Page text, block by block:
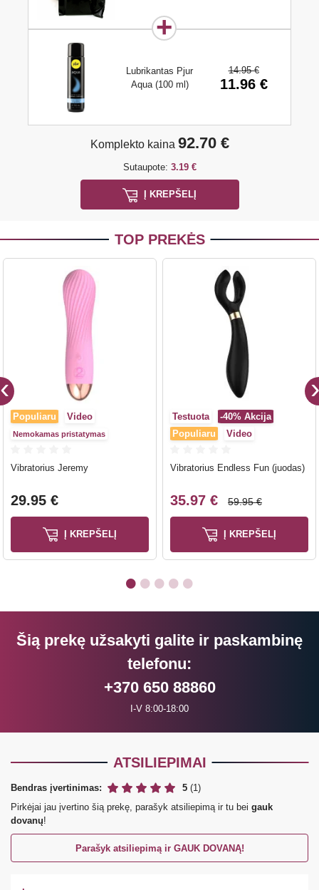
Lubrikantas Pjur
Aqua (100 ml)
14.95 €
11.96 €
Komplekto kaina 92.70 €
Sutaupote: 3.19 €
Į KREPŠELĮ
TOP PREKĖS
Populiaru Video
Nemokamas pristatymas
Vibratorius Jeremy
29.95 €
Į KREPŠELĮ
Testuota -40% Akcija
Populiaru
Video
Vibratorius Endless Fun (juodas)
35.97 € 59.95 €
Į KREPŠELĮ
Šią prekę užsakyti galite ir paskambinę
telefonu:
+370 650 88860
I-V 8:00-18:00
ATSILIEPIMAI
Bendras įvertinimas: 5 (1)
Pirkėjai jau įvertino šią prekę, parašyk atsiliepimą ir tu bei gauk
dovanų!
Parašyk atsiliepimą ir GAUK DOVANĄ!